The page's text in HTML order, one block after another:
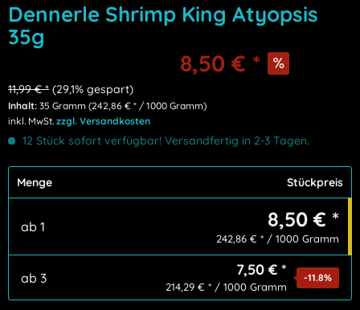
Dennerle Shrimp King Atyopsis
35g
8,50 € *
11,99 €* (29,1% gespart)
Inhalt: 35 Gramm (242,86 € * / 1000 Gramm)
inkl. MwSt. zzgl. Versandkosten
12 Stück sofort verfügbar! Versandfertig in 2-3 Tagen.
Menge Stückpreis
ab 1 8,50 € *
242,86 € * / 1000 Gramm
ab 3 7,50 € *
214,29 € * / 1000 Gramm
-11.8%